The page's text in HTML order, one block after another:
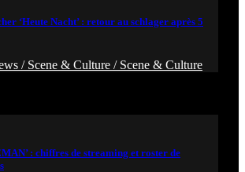
‘Heute Nacht’ : retour au schlager après 5
/ Scene & Culture / Scene & Culture
: chiffres de streaming et roster de